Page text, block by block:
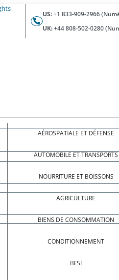
US:+1 833-909-2966
UK:+44 808-502-0280
AÉROSPATIALE ET DÉFENSE
AUTOMOBILE ET TRANSPORTS
NOURRITURE ET BOISSONS
AGRICULTURE
BIENS DE CONSOMMATION
CONDITIONNEMENT
BFSI